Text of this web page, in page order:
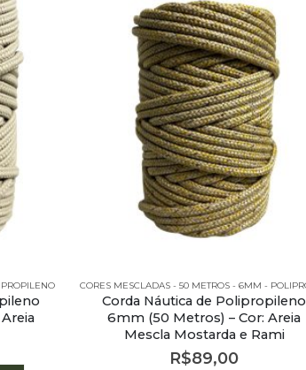
Corda Náutica de Polipropileno
6mm (50 Metros) – Cor: Areia
Mescla Mostarda e Rami
R$89,00